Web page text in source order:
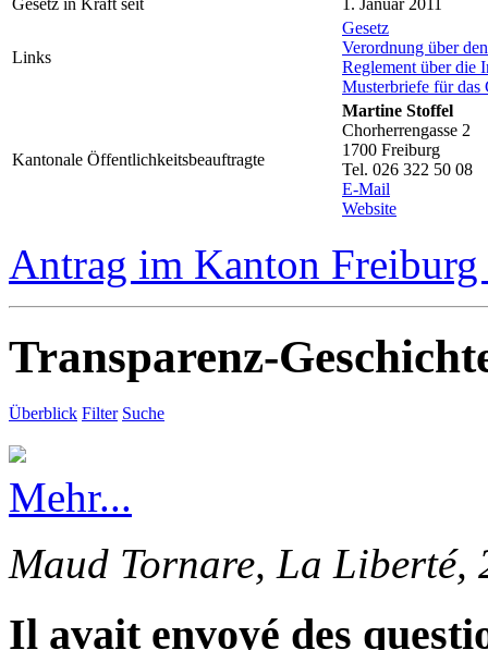
Links
Gesetz
Verordnung über
Reglement über die
Musterbriefe für das
Kantonale Öffentlichkeitsbeauftragte
Martine Stoffel
Chorherrengasse 2
1700 Freiburg
Tel. 026 322 50 08
E-Mail
Website
Antrag im Kanton Freiburg
Transparenz-
Überblick Filter Suche
Mehr...
Maud Tornare, La Liberté,
Il avait envoyé des